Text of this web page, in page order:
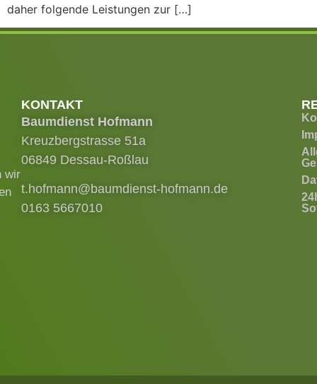
daher folgende Leistungen zur […]
KONTAKT
Baumdienst Hofmann
Kreuzbergstrasse 51a
06849 Dessau-Roßlau
t.hofmann@baumdienst-hofmann.de
0163 5667010
wir